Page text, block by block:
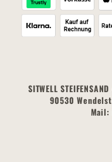
SITWELL
90530
Mail: